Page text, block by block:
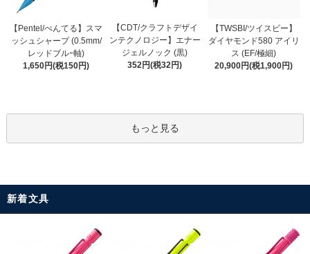
【Pentel/ぺんてる】スマ
ッシュシャープ (0.5mm/
レッドブルｰ軸)
1,650円(税150円)
【CDT/クラフトデザイ
ンテクノロジー】エナー
ジェルノック (黒)
352円(税32円)
【TWSBI/ツイスビー】
ダイヤモンド580 アイリ
ス (EF/極細)
20,900円(税1,900円)
もっと見る
新着文具